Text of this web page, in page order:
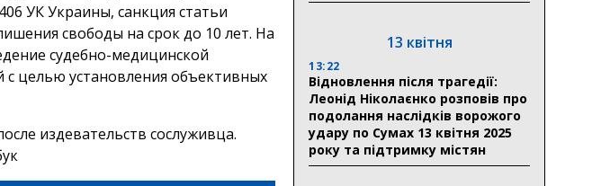
УК Украины, санкция статьи
свободы на срок до 10 лет. На
судебно-медицинской
с целью установления объективных
13 квітня
13:22
Відновлення після трагедії:
Леонід Ніколаєнко розповів про
подолання наслідків ворожого
удару по Сумах 13 квітня 2025
року та підтримку містян